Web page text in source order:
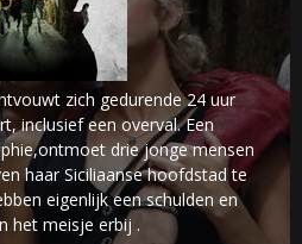
zich gedurende 24 uur
inclusief een overval. Een
drie jonge mensen
haar Siciliaanse hoofdstad te
eigenlijk een schulden en
het meisje erbij .